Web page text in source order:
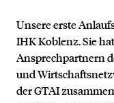
Unsere erste
IHK Koblenz. Sie
Ansprechpartnern
und
der GTAI